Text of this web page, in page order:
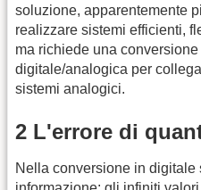
soluzione, apparentemente
realizzare sistemi efficienti,
ma richiede una
digitale/analogica per
sistemi analogici.
2 L'errore di
Nella conversione in digitale